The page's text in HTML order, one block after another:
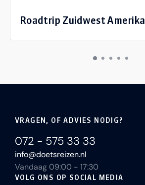
Roadtrip Zuidwest Amerika
VRAGEN, OF ADVIES NODIG?
072 - 575 33 33
info@doetsreizen.nl
Vandaag 09:00 - 17:30
VOLG ONS OP SOCIAL MEDIA